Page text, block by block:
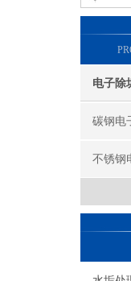
电子除
碳钢电
不锈钢